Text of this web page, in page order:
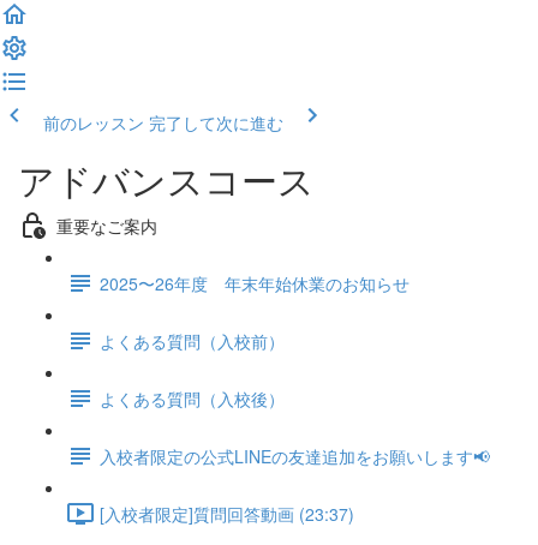
前のレッスン 完了して次に進む
アドバンスコース
重要なご案内
2025〜26年度 年末年始休業のお知らせ
よくある質問（入校前）
よくある質問（入校後）
入校者限定の公式LINEの友達追加をお願いします📢
[入校者限定]質問回答動画 (23:37)